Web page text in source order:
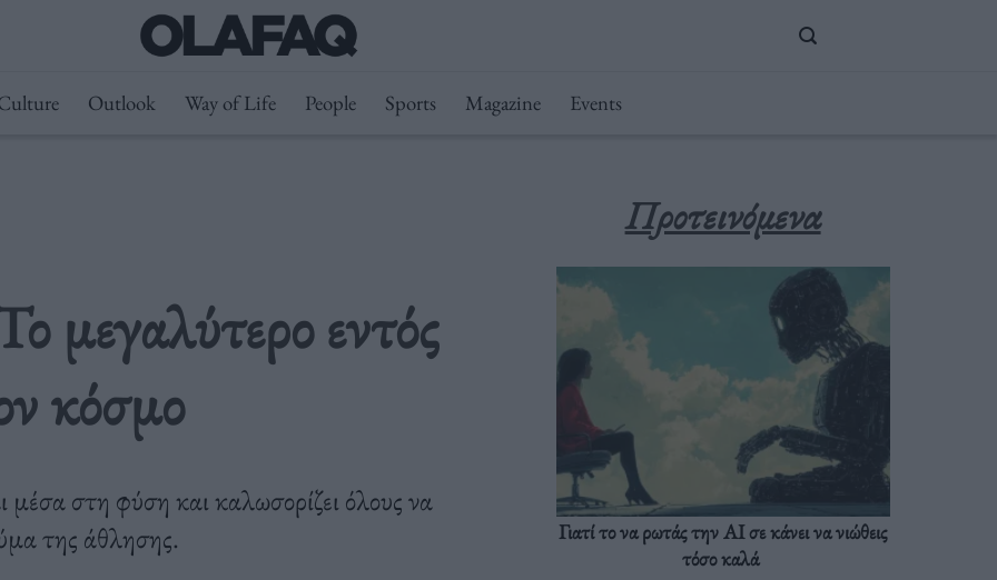
Outlook Way of Life People Sports Magazine Events
μεγαλύτερο εντός
κόσμο
στη φύση και καλωσορίζει όλους να
της άθλησης.
Προτεινόμενα
Γιατί το να ρωτάς την AI σε κάνει να νιώθεις
τόσο καλά